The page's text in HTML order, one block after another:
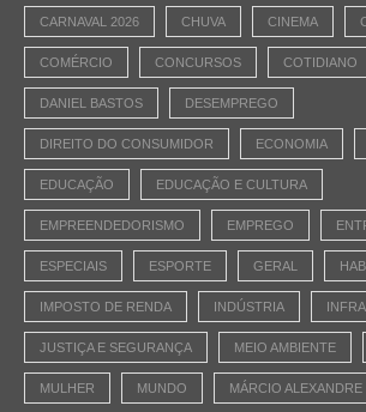
CARNAVAL 2026 CHUVA CINEMA
COMÉRCIO CONCURSOS COTIDIANO
DANIEL BASTOS DESEMPREGO
DIREITO DO CONSUMIDOR ECONOMIA
EDUCAÇÃO EDUCAÇÃO E CULTURA
EMPREENDEDORISMO EMPREGO
ESPECIAIS ESPORTE GERAL
IMPOSTO DE RENDA INDÚSTRIA
JUSTIÇA E SEGURANÇA MEIO AMBIENTE
MULHER MUNDO MÁRCIO ALEXANDRE